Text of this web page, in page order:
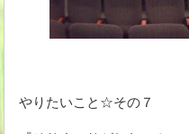
やりたいこと☆その７